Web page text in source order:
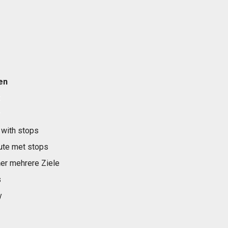
stops
met stops
mehrere Ziele